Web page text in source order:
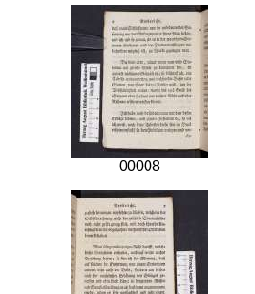
00008